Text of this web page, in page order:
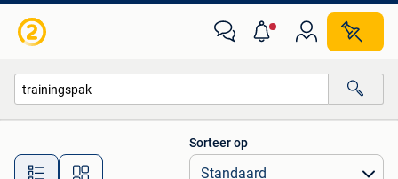
Alle afstanden…
Sorteer op